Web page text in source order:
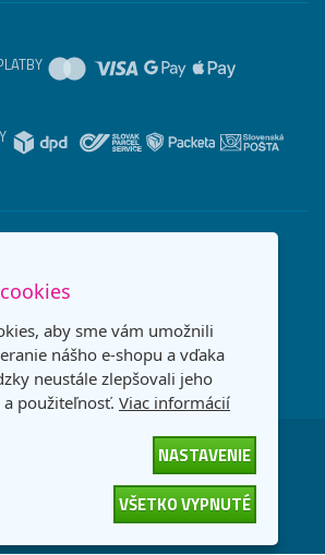
Slovensko
-
Všetky práva vyhradené
aby sme vám umožnili
nášho e-shopu a vďaka
neustále zlepšovali jeho
použiteľnosť. Viac informácií
NASTAVENIE
VŠETKO VYPNUTÉ